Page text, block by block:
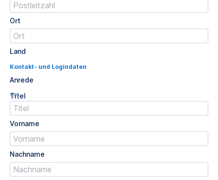
Ort
Land
Kontakt- und Logindaten
Anrede
Titel
Opt.
Vorname
Nachname